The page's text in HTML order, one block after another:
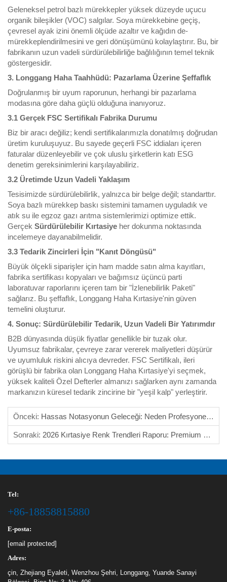
Geleneksel petrol bazlı mürekkepler yüksek düzeyde uçucu
organik bileşikler (VOC) salgılar. Soya mürekkebine geçiş,
çevresel ayak izini önemli ölçüde azaltır ve kağıdın de-
mürekkeplendirilmesini ve geri dönüşümünü kolaylaştırır. Bu, bir
fabrikanın uzun vadeli sürdürülebilirliğe bağlılığının temel teknik
göstergesidir.
3. Longgang Haha Taahhüdü: Pazarlama Üzerine Şeffaflık
Doğrulanmış bir uyum raporunun, herhangi bir pazarlama
modasına göre daha güçlü olduğuna inanıyoruz.
3.1 Gerçek FSC Sertifikalı Fabrika Durumu
Biz bir aracı değiliz; kendi sertifikalarımızla donatılmış doğrudan
üretim kuruluşuyuz. Bu sayede geçerli FSC iddiaları içeren
faturalar düzenleyebilir ve çok uluslu şirketlerin katı ESG
denetim gereksinimlerini karşılayabiliriz.
3.2 Üretimde Uzun Vadeli Yaklaşım
Tesisimizde sürdürülebilirlik, yalnızca bir belge değil; standarttır.
Soya bazlı mürekkep baskı sistemini tamamen uyguladık ve
atık su ile egzoz gazı arıtma sistemlerimizi optimize ettik.
Gerçek Sürdürülebilir Kırtasiye her dokunma noktasında
incelemeye dayanabilmelidir.
3.3 Tedarik Zincirleri İçin "Kanıt Döngüsü"
Büyük ölçekli siparişler için ham madde satın alma kayıtları,
fabrika sertifikası kopyaları ve bağımsız üçüncü parti
laboratuvar raporlarını içeren tam bir "İzlenebilirlik Paketi"
sağlarız. Bu şeffaflık, Longgang Haha Kırtasiye'nin güven
temelini oluşturur.
4. Sonuç: Sürdürülebilir Tedarik, Uzun Vadeli Bir Yatırımdır
B2B dünyasında düşük fiyatlar genellikle bir tuzak olur.
Uyumsuz fabrikalar, çevreye zarar vererek maliyetleri düşürür
ve uyumluluk riskini alıcıya devreder. FSC Sertifikalı, ileri
görüşlü bir fabrika olan Longgang Haha Kırtasiye'yi seçmek,
yüksek kaliteli Özel Defterler almanızı sağlarken aynı zamanda
markanızın küresel tedarik zincirine bir "yeşil kalp" yerleştirir.
Önceki: Hassas Notasyonun Geleceği: Neden Profesyonel Not Defterimiz, Küresel Müzik Kurumları İçin Olmazsa Olmazdır?
Sonraki: 2026 Kırtasiye Renk Trendleri Raporu: Premium Özel Not Defteri Satışlarını Artırmak İçin "Bulut Dansçısı"ni Kullanma
Tel:
+86-18858815880
E-posta:
[email protected]
Adres:
çin, Zhejiang Eyaleti, Wenzhou Şehri, Longgang, Yuande Sanayi